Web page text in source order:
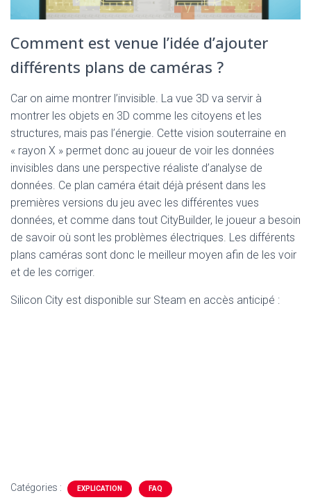
Comment est venue l’idée d’ajouter
différents plans de caméras ?
Car on aime montrer l’invisible. La vue 3D va servir à
montrer les objets en 3D comme les citoyens et les
structures, mais pas l’énergie. Cette vision souterraine en
« rayon X » permet donc au joueur de voir les données
invisibles dans une perspective réaliste d’analyse de
données. Ce plan caméra était déjà présent dans les
premières versions du jeu avec les différentes vues
données, et comme dans tout CityBuilder, le joueur a besoin
de savoir où sont les problèmes électriques. Les différents
plans caméras sont donc le meilleur moyen afin de les voir
et de les corriger.
Silicon City est disponible sur Steam en accès anticipé :
Catégories : EXPLICATION FAQ